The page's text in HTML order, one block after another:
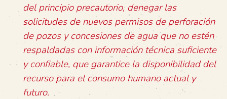
del principio precautorio, denegar las
solicitudes de nuevos permisos de perforación
de pozos y concesiones de agua que no estén
respaldadas con información técnica suficiente
y confiable, que garantice la disponibilidad del
recurso para el consumo humano actual y
futuro.